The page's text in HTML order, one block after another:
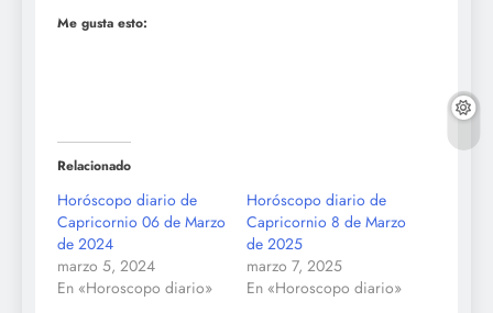
Me gusta esto:
Relacionado
Horóscopo diario de
Capricornio 06 de Marzo
de 2024
marzo 5, 2024
En «Horoscopo diario»
Horóscopo diario de
Capricornio 8 de Marzo
de 2025
marzo 7, 2025
En «Horoscopo diario»